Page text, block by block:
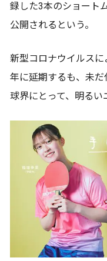
録した3本のショート
公開されるという。
新型コロナウイルス
年に延期するも、未
球界にとって、明るい